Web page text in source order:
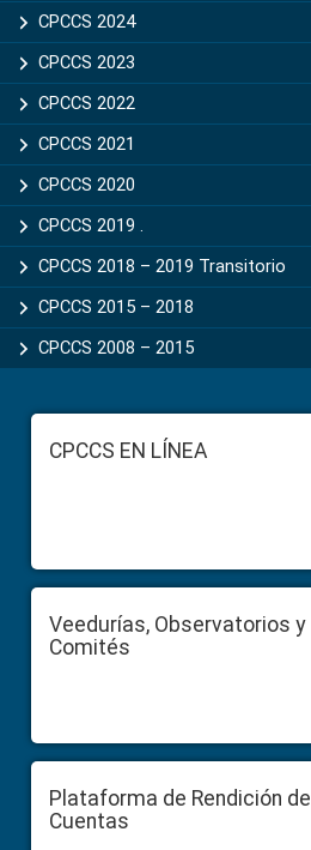
CPCCS 2024
CPCCS 2023
CPCCS 2022
CPCCS 2021
CPCCS 2020
CPCCS 2019 .
CPCCS 2018 – 2019 Transitorio
CPCCS 2015 – 2018
CPCCS 2008 – 2015
FooterCPCCS EN LÍNEA
Veedurías, Observatorios y
Comités
Plataforma de Rendición de
Cuentas